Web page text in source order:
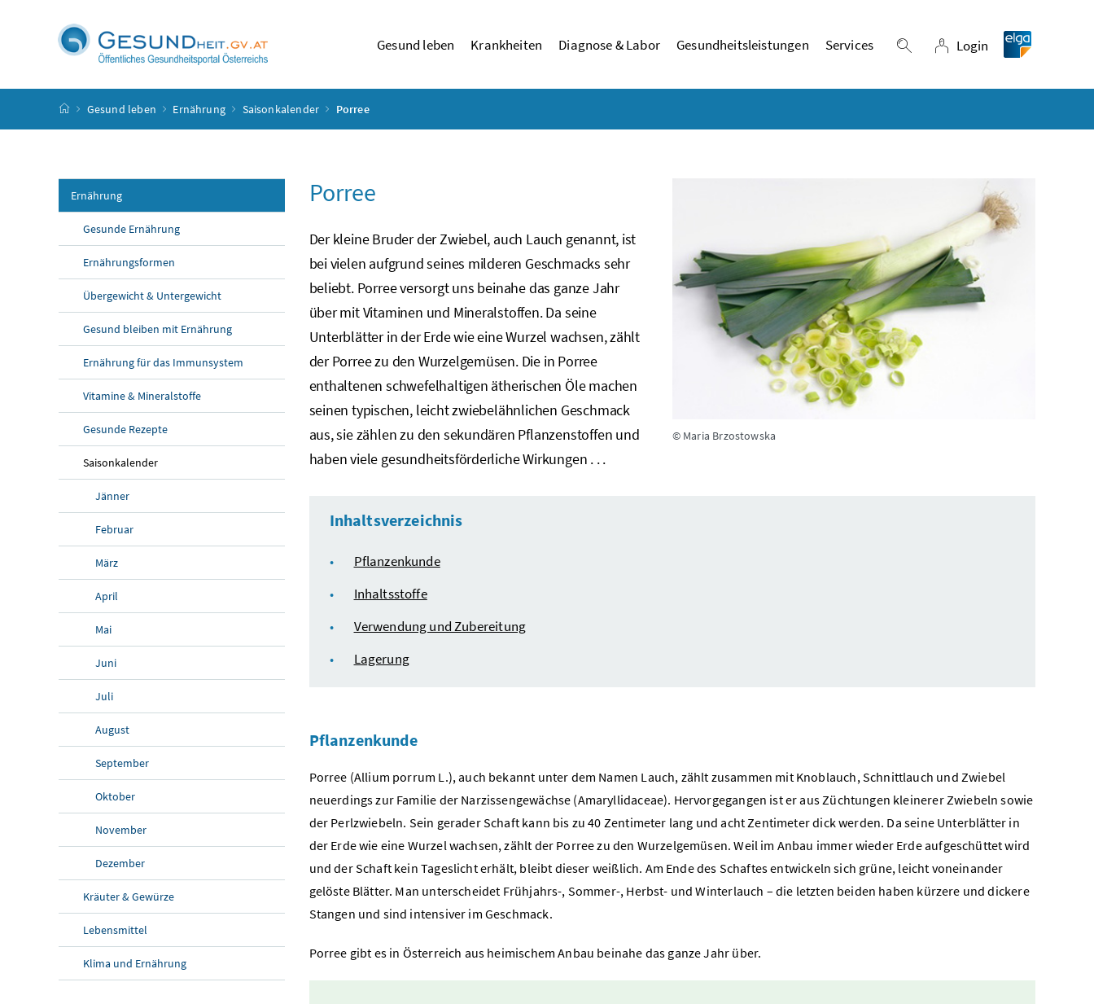
Gesund leben Krankheiten Diagnose & Labor Gesundheitsleistungen Services Suche einblenden
Login
Login
Startseite
Gesund leben Ernährung Saisonkalender Porree
Ernährung
Gesunde Ernährung
Ernährungsformen
Übergewicht & Untergewicht
Gesund bleiben mit Ernährung
Ernährung für das Immunsystem
Vitamine & Mineralstoffe
Gesunde Rezepte
Saisonkalender
Jänner
Februar
März
April
Mai
Juni
Juli
August
September
Oktober
November
Dezember
Kräuter & Gewürze
Lebensmittel
Klima und Ernährung
© Maria Brzostowska
Porree
Der kleine Bruder der Zwiebel, auch Lauch genannt, ist
bei vielen aufgrund seines milderen Geschmacks sehr
beliebt. Porree versorgt uns beinahe das ganze Jahr
über mit Vitaminen und Mineralstoffen. Da seine
Unterblätter in der Erde wie eine Wurzel wachsen, zählt
der Porree zu den Wurzelgemüsen. Die in Porree
enthaltenen schwefelhaltigen ätherischen Öle machen
seinen typischen, leicht zwiebelähnlichen Geschmack
aus, sie zählen zu den sekundären Pflanzenstoffen und
haben viele gesundheitsförderliche Wirkungen . . .
Inhaltsverzeichnis
Pflanzenkunde
Inhaltsstoffe
Verwendung und Zubereitung
Lagerung
Pflanzenkunde
Porree (Allium porrum L.), auch bekannt unter dem Namen Lauch, zählt zusammen mit Knoblauch, Schnittlauch und Zwiebel
neuerdings zur Familie der Narzissengewächse (Amaryllidaceae). Hervorgegangen ist er aus Züchtungen kleinerer Zwiebeln sowie
der Perlzwiebeln. Sein gerader Schaft kann bis zu 40 Zentimeter lang und acht Zentimeter dick werden. Da seine Unterblätter in
der Erde wie eine Wurzel wachsen, zählt der Porree zu den Wurzelgemüsen. Weil im Anbau immer wieder Erde aufgeschüttet wird
und der Schaft kein Tageslicht erhält, bleibt dieser weißlich. Am Ende des Schaftes entwickeln sich grüne, leicht voneinander
gelöste Blätter. Man unterscheidet Frühjahrs-, Sommer-, Herbst- und Winterlauch – die letzten beiden haben kürzere und dickere
Stangen und sind intensiver im Geschmack.
Porree gibt es in Österreich aus heimischem Anbau beinahe das ganze Jahr über.